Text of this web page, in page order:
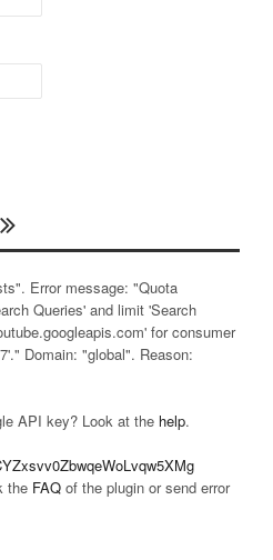
Error message: "Quota
Queries' and limit 'Search
for consumer
Domain: "global". Reason:
API key? Look at the help.
the FAQ of the plugin or send error